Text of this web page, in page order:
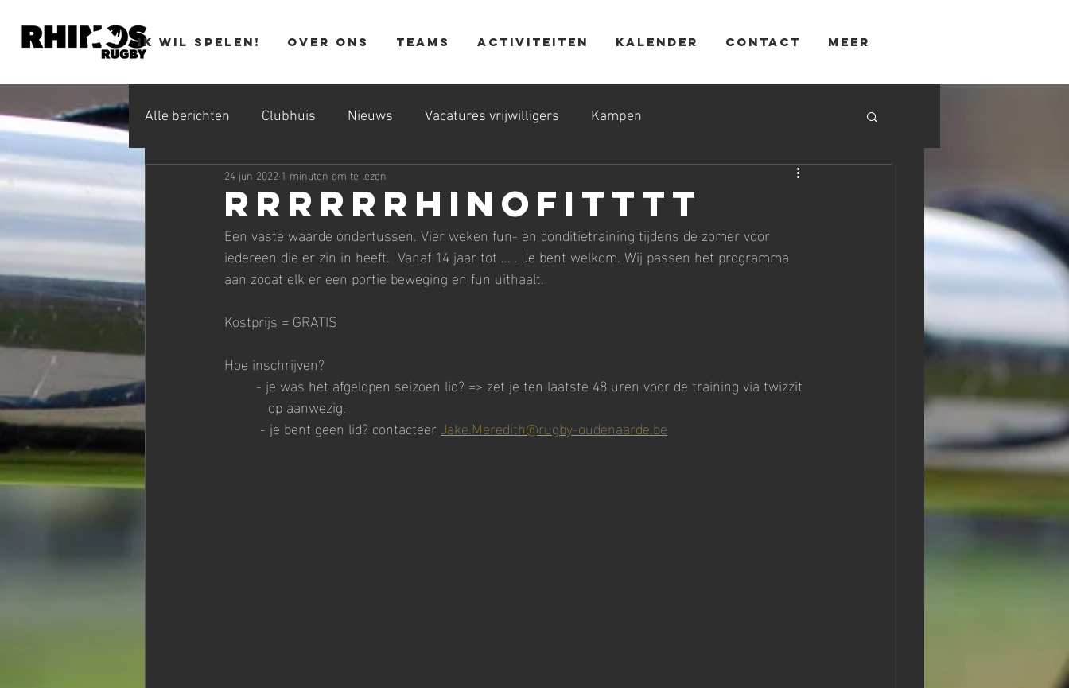
Ik wil spelen! Over ons Teams Activiteiten Kalender Contact MEER
Alle berichten Clubhuis Nieuws Vacatures vrijwilligers Kampen
Rrrrrrhinofitttt
24 jun 2022 1 minuten om te lezen
Een vaste waarde ondertussen. Vier weken fun- en conditietraining tijdens de zomer voor
iedereen die er zin in heeft.  Vanaf 14 jaar tot ... . Je bent welkom. Wij passen het programma
aan zodat elk er een portie beweging en fun uithaalt.
Kostprijs = GRATIS
Hoe inschrijven?
	- je was het afgelopen seizoen lid? => zet je ten laatste 48 uren voor de training via twizzit
           op aanwezig.
         - je bent geen lid? contacteer
Jake.Meredith@rugby-oudenaarde.be